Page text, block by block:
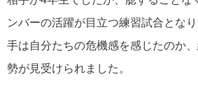
ンバーの活躍が目立つ練習試合となり
手は自分たちの危機感を感じたのか
勢が見受けられました。